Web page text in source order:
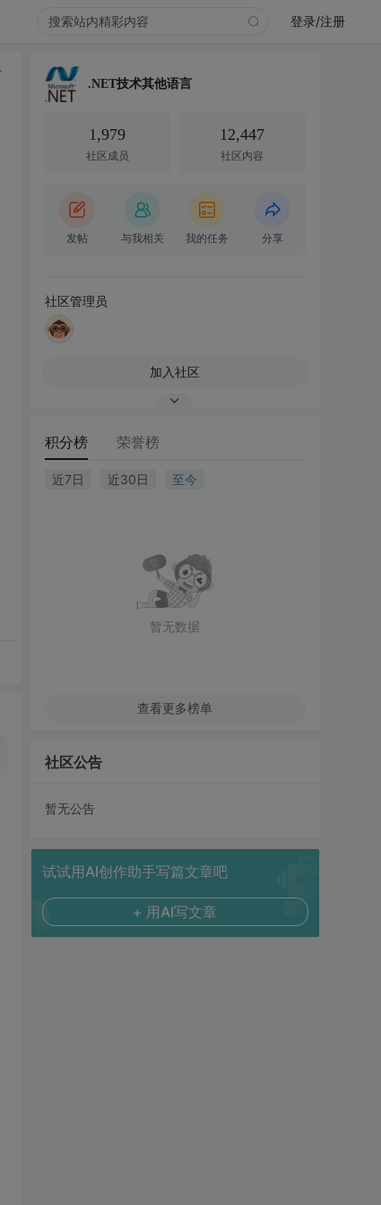
登录/注册
.NET技术其他语言
1,979
社区成员
12,447
社区内容
发帖 与我相关 我的任务 分享
社区管理员
加入社区
积分榜 荣誉榜
近7日 近30日 至今
暂无数据
查看更多榜单
社区公告
暂无公告
试试用AI创作助手写篇文章吧
+ 用AI写文章